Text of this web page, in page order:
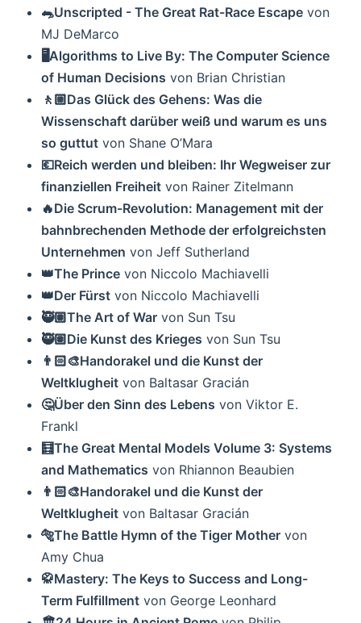
🐀Unscripted - The Great Rat-Race Escape von
MJ DeMarco
🖥Algorithms to Live By: The Computer Science
of Human Decisions von Brian Christian
🚶🏼Das Glück des Gehens: Was die
Wissenschaft darüber weiß und warum es uns
so guttut von Shane O’Mara
💶Reich werden und bleiben: Ihr Wegweiser zur
finanziellen Freiheit von Rainer Zitelmann
🔥Die Scrum-Revolution: Management mit der
bahnbrechenden Methode der erfolgreichsten
Unternehmen von Jeff Sutherland
👑The Prince von Niccolo Machiavelli
👑Der Fürst von Niccolo Machiavelli
🥷🏽The Art of War von Sun Tsu
🥷🏽Die Kunst des Krieges von Sun Tsu
👨🏻‍🎨Handorakel und die Kunst der
Weltklugheit von Baltasar Gracián
🤔Über den Sinn des Lebens von Viktor E.
Frankl
🧮The Great Mental Models Volume 3: Systems
and Mathematics von Rhiannon Beaubien
👨🏻‍🎨Handorakel und die Kunst der
Weltklugheit von Baltasar Gracián
🐅The Battle Hymn of the Tiger Mother von
Amy Chua
🥋Mastery: The Keys to Success and Long-
Term Fulfillment von George Leonhard